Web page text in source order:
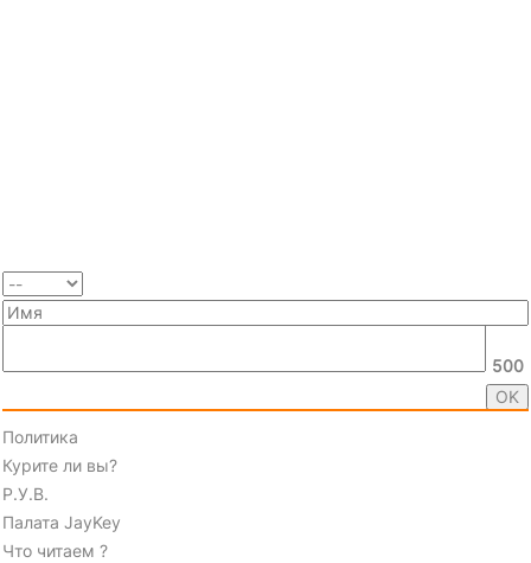
500
Политика
Курите ли вы?
Р.У.В.
Палата JayKey
Что читаем ?